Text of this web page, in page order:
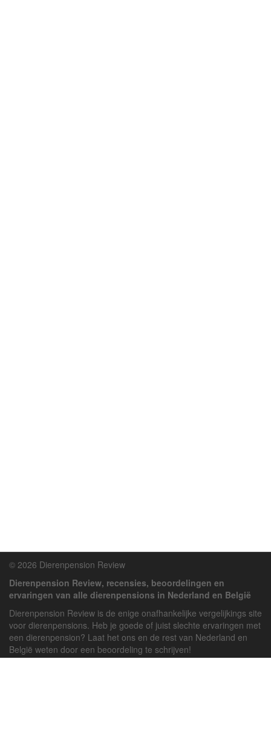
© 2026 Dierenpension Review
Dierenpension Review, recensies, beoordelingen en
ervaringen van alle dierenpensions in Nederland en België
Dierenpension Review is de enige onafhankelijke vergelijkings site
voor dierenpensions. Heb je goede of juist slechte ervaringen met
een dierenpension? Laat het ons en de rest van Nederland en
België weten door een beoordeling te schrijven!